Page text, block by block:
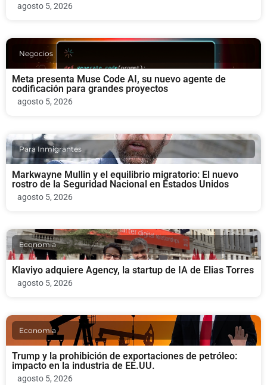
agosto 5, 2026
Negocios
Meta presenta Muse Code AI, su nuevo agente de
codificación para grandes proyectos
agosto 5, 2026
Para Inmigrantes
Markwayne Mullin y el equilibrio migratorio: El nuevo
rostro de la Seguridad Nacional en Estados Unidos
agosto 5, 2026
Economia
Klaviyo adquiere Agency, la startup de IA de Elias Torres
agosto 5, 2026
Economia
Trump y la prohibición de exportaciones de petróleo:
impacto en la industria de EE.UU.
agosto 5, 2026